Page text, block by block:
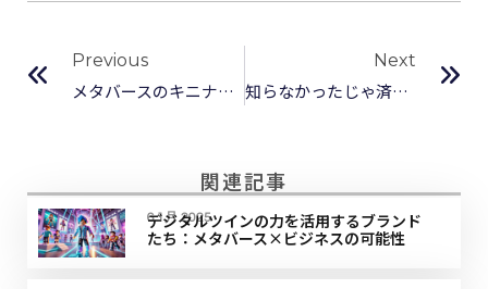
Previous
メタバースのキニナルニュースvol.20
Next
知らなかったじゃ済まされない！メタバースにおける商標権問題とは
関連記事
6 1月 2025
デジタルツインの力を活用するブランド
たち：メタバース×ビジネスの可能性